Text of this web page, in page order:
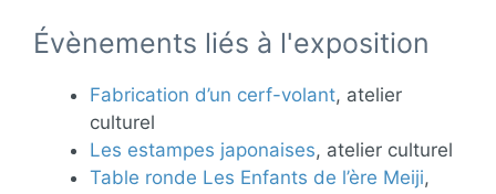
Évènements liés à l'exposition
Fabrication d’un cerf-volant, atelier
culturel
Les estampes japonaises, atelier culturel
Table ronde Les Enfants de l’ère Meiji,